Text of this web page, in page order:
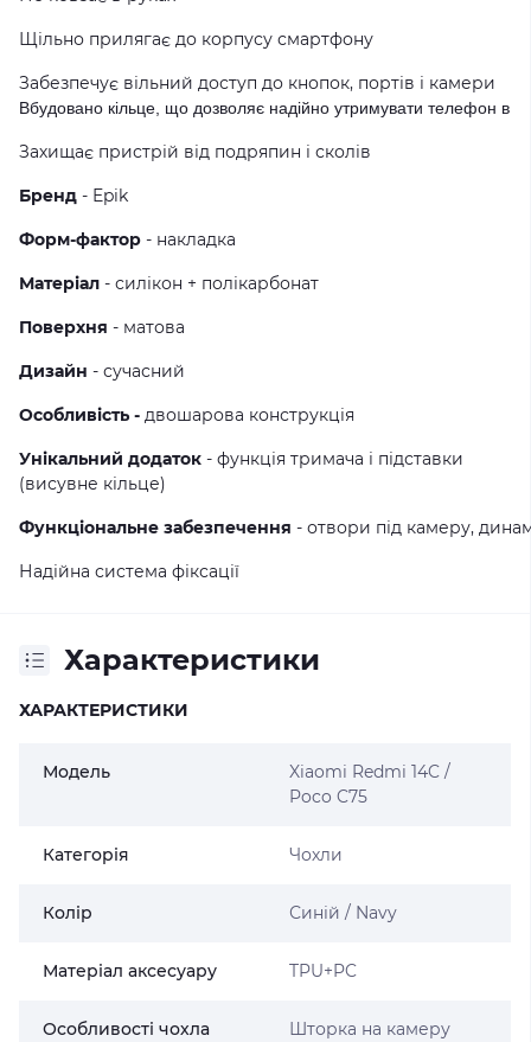
Щільно прилягає до корпусу смартфону
Забезпечує вільний доступ до кнопок, портів і камери
Вбудовано кільце, що дозволяє надійно утримувати телефон в
Захищає пристрій від подряпин і сколів
Бренд - Epik
Форм-фактор - накладка
Матеріал - силікон + полікарбонат
Поверхня - матова
Дизайн - сучасний
Особливість - двошарова конструкція
Унікальний додаток - функція тримача і підставки
(висувне кільце)
Функціональне забезпечення - отвори під камеру,
Надійна система фіксації
Характеристики
ХАРАКТЕРИСТИКИ
Модель
Xiaomi Redmi 14C /
Poco C75
Категорія Чохли
Колір Синій / Navy
Матеріал аксесуару TPU+PC
Особливості чохла Шторка на камеру